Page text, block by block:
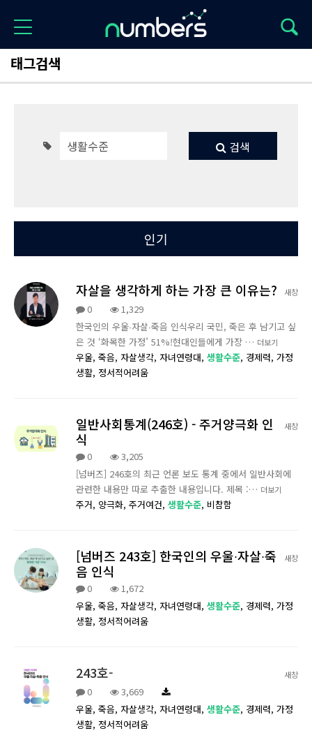
태그검색
검색
Total 6
최신
인기
새창
자살을 생각하게 하는 가장 큰 이유는?
0
1,329
한국인의 우울∙자살∙죽음 인식우리 국민, 죽은 후 남기고 싶
은 것 ‘화목한 가정’ 51%!현대인들에게 가장 … 더보기
우울, 죽음, 자살생각, 자녀연령대, 생활수준, 경제력, 가정
생활, 정서적어려움
새창
일반사회통계(246호) - 주거양극화 인
식
0
3,205
[넘버즈] 246호의 최근 언론 보도 통계 중에서 일반사회에
관련한 내용만 따로 추출한 내용입니다. 제목 :… 더보기
주거, 양극화, 주거여건, 생활수준, 비참함
새창
[넘버즈 243호] 한국인의 우울∙자살∙죽
음 인식
0
1,672
우울, 죽음, 자살생각, 자녀연령대, 생활수준, 경제력, 가정
생활, 정서적어려움
새창
243호-
0
3,669
우울, 죽음, 자살생각, 자녀연령대, 생활수준, 경제력, 가정
생활, 정서적어려움